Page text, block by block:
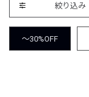
絞り込み
～30%OFF